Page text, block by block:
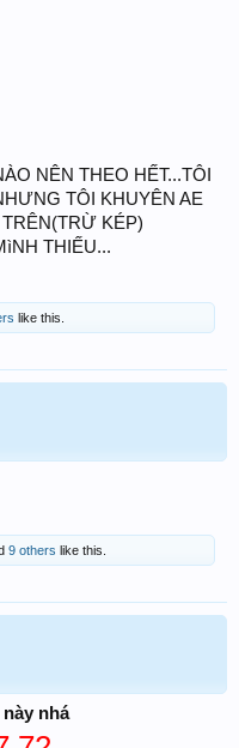
NÊN THEO HẾT...TÔI
TÔI KHUYÊN AE
KÉP)
THIẾU...
like this.
9 others like this.
nhá